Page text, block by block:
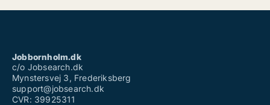
Jobbornholm.dk
c/o Jobsearch.dk
Mynstersvej 3, Frederiksberg
support@jobsearch.dk
CVR: 39925311